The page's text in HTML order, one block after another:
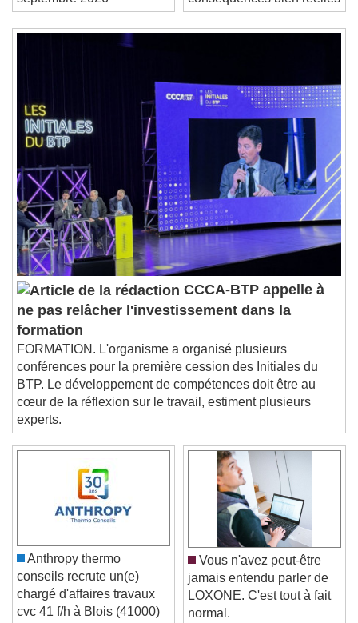
Seek to live, currently behind liveLIVE
Remaining Time-0:00
Descriptions
descriptions off
, selected
Subtitles
subtitles settings, opens subtitles
settings dialog
subtitles off, selected
Audio Track
Picture-in-Picture
Fullscreen
This is a modal window.
Beginning of dialog window. Escape will cancel
and close the window.
Text
Color Opacity
Text Background
Color
Caption Area Background
Color
Font Size
Text Edge Style
septembre 2026
conséquences bien réelles
CCCA-BTP appelle à
ne pas relâcher l'investissement dans la
formation
FORMATION. L'organisme a organisé plusieurs
conférences pour la première cession des Initiales du
BTP. Le développement de compétences doit être au
cœur de la réflexion sur le travail, estiment plusieurs
experts.
Anthropy thermo
conseils recrute un(e)
chargé d'affaires travaux
Vous n'avez peut-être
jamais entendu parler de
LOXONE. C'est tout à fait